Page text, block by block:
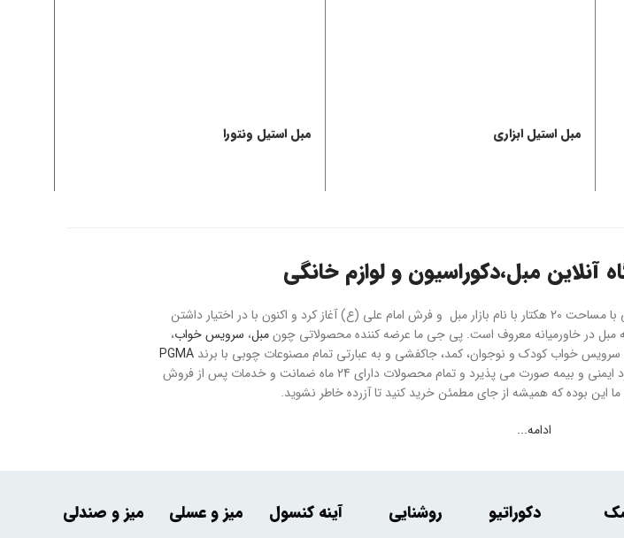
مبل استیل ابزاری مبل استیل ونتورا
مبل،دکوراسیون و لوازم خانگی
هلدینگ پی جی ما فعالیت خود را از سال 1388 در فضایی با مساحت 20 هکتار با نام بازار مبل و فرش امام علی (ع) آغاز کرد و اکنون با در اختیار داشتن
مبل، سرویس خواب،
سرویس خواب کودک و نوجوان، کمد، جاکفشی و به عبارتی تمام مصنوعات چوبی با برند PGMA
می باشد. ارسال سفارشات به تمام نقاط کشور با رعایت موارد ایمنی و بیمه صورت می پذیرد و تمام محصولات دارای 24 ماه ضمانت و خدمات پس از فروش
بوده که همیشه از جای مطمئن خرید کنید تا آزرده خاطر نشوید.
ادامه...
میز و صندلی میز و عسلی آینه کنسول روشنایی دکوراتیو